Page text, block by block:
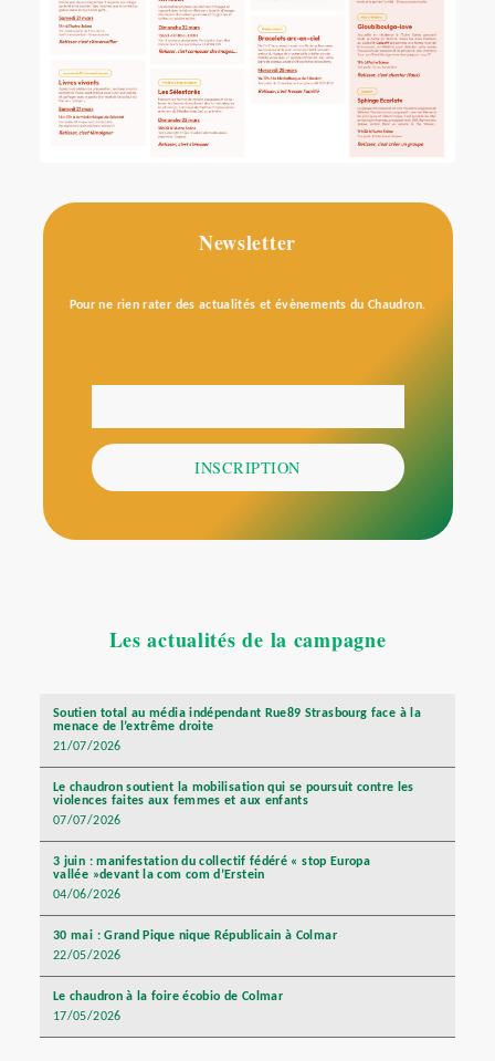
Newsletter
Pour ne rien rater des actualités et évènements du Chaudron.
INSCRIPTION
Les actualités de la campagne
Soutien total au média indépendant Rue89 Strasbourg face à la
menace de l’extrême droite
21/07/2026
Le chaudron soutient la mobilisation qui se poursuit contre les
violences faites aux femmes et aux enfants
07/07/2026
3 juin : manifestation du collectif fédéré « stop Europa
vallée »devant la com com d’Erstein
04/06/2026
30 mai : Grand Pique nique Républicain à Colmar
22/05/2026
Le chaudron à la foire écobio de Colmar
17/05/2026